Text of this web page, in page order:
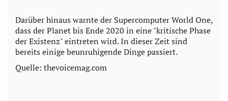
Darüber hinaus warnte der Supercomputer World One,
dass der Planet bis Ende 2020 in eine "kritische Phase
der Existenz" eintreten wird. In dieser Zeit sind
bereits einige beunruhigende Dinge passiert.
Quelle: thevoicemag.com